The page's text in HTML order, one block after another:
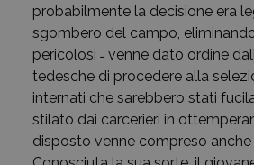
probabilmente la decisione era
sgombero del campo,
pericolosi ˗ venne dato ordine
tedesche di procedere alla
internati che sarebbero stati
stilato dai carcerieri in
disposto venne compreso anche